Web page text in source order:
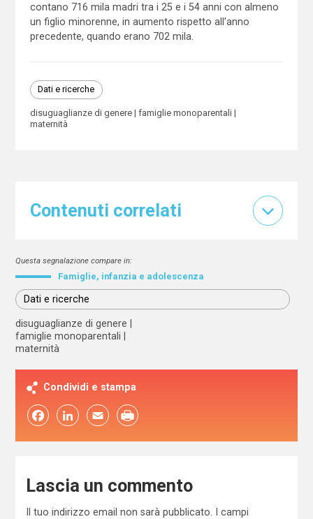
contano 716 mila madri tra i 25 e i 54 anni con almeno
un figlio minorenne, in aumento rispetto all’anno
precedente, quando erano 702 mila.
Dati e ricerche
disuguaglianze di genere
famiglie monoparentali
maternità
Contenuti correlati
Questa segnalazione compare in:
Famiglie, infanzia e adolescenza
Dati e ricerche
disuguaglianze di genere
famiglie monoparentali
maternità
Condividi e stampa
FacebookLinkedIn Email
Lascia un commento
Il tuo indirizzo email non sarà pubblicato.
I campi